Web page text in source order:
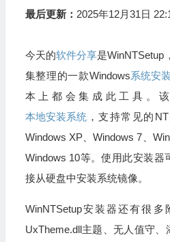
最后更新： 2025年12月31日
今天的软件分享是WinNTSetup
集整理的一款Windows系统安
本上都会集成此工具。
本地安装系统，支持常见的
Windows XP、Windows 7、
Windows 10等。使用此安装器
接从硬盘中安装系统镜像。
WinNTSetup安装器还有很
UxTheme.dll主题、无人值守